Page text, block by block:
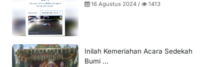
16 Agustus 2024 / 1413
Inilah Kemeriahan Acara Sedekah
Bumi ...